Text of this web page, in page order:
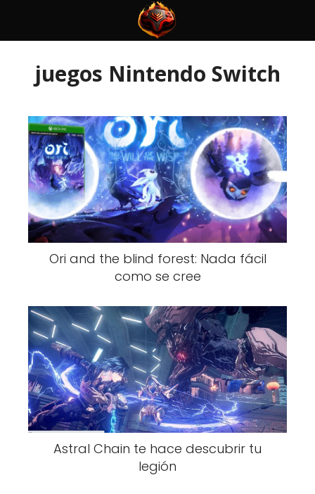
juegos Nintendo Switch
Ori and the blind forest: Nada fácil
como se cree
Astral Chain te hace descubrir tu
legión